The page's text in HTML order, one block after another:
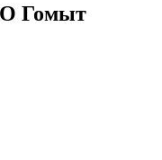
Гомыт